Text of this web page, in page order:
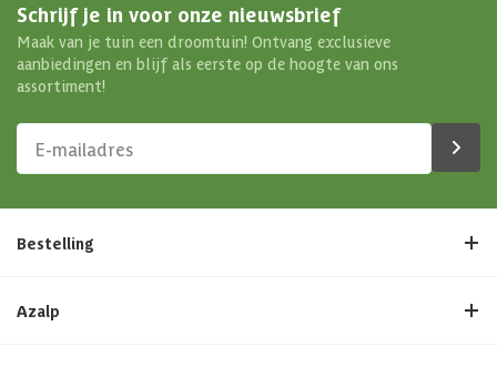
Schrijf je in voor onze nieuwsbrief
Maak van je tuin een droomtuin! Ontvang exclusieve
aanbiedingen en blijf als eerste op de hoogte van ons
assortiment!
Bestelling
Azalp